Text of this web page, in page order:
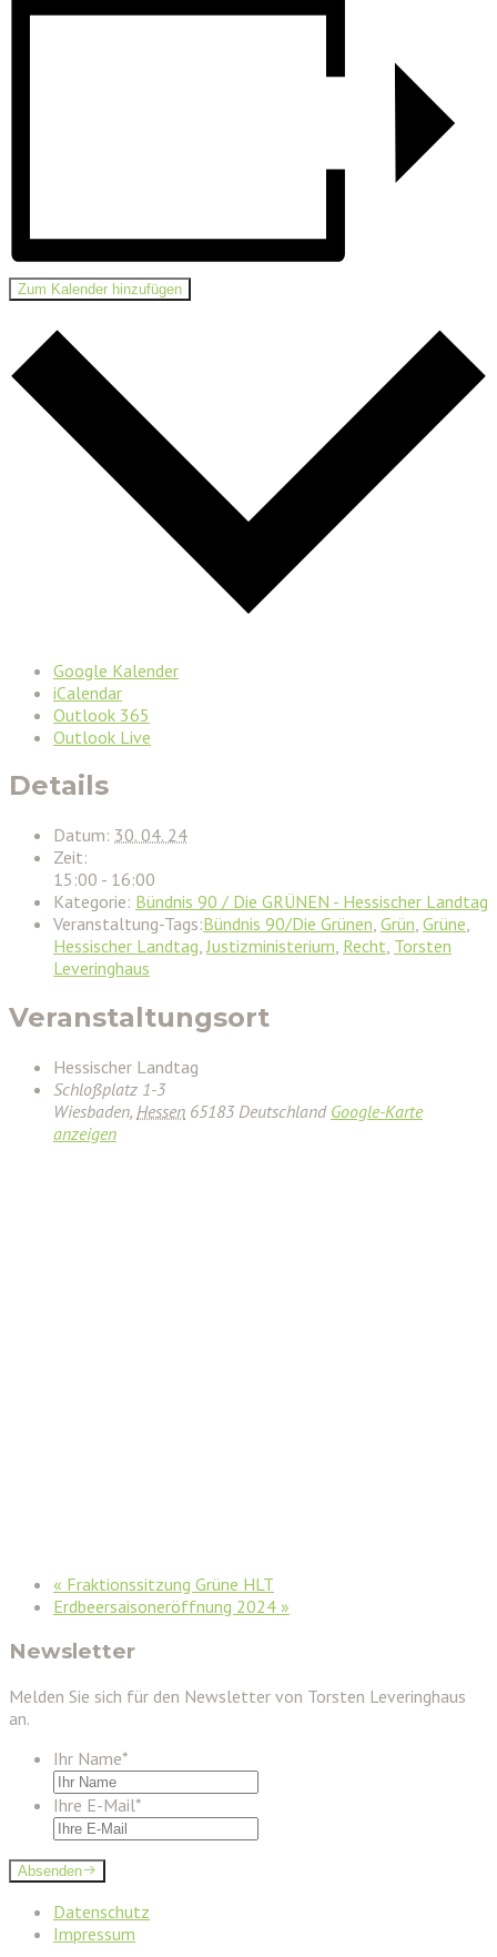
Zum Kalender hinzufügen
Google Kalender
iCalendar
Outlook 365
Outlook Live
Details
Datum: 30. 04. 24
Zeit:
15:00 - 16:00
Kategorie: Bündnis 90 / Die GRÜNEN - Hessischer Landtag
Veranstaltung-Tags:Bündnis 90/Die Grünen, Grün, Grüne,
Hessischer Landtag,Justizministerium, Recht, Torsten
Leveringhaus
Veranstaltungsort
Hessischer Landtag
Schloßplatz 1-3
Wiesbaden, Hessen 65183 Deutschland Google-Karte
anzeigen
« Fraktionssitzung Grüne HLT
Erdbeersaisoneröffnung 2024 »
Newsletter
Melden Sie sich für den Newsletter von Torsten Leveringhaus
an.
Ihr Name*
Ihre E-Mail*
Absenden
Datenschutz
Impressum